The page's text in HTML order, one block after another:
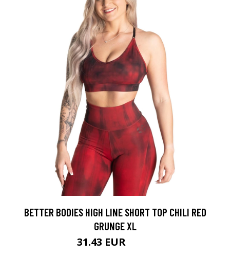
BETTER BODIES HIGH LINE SHORT TOP CHILI RED
GRUNGE XL
31.43 EUR